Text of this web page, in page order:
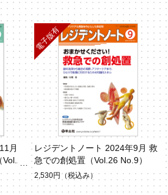
月
レジデントノート 2024年9月 救
急での創処置（Vol.26 No.9）
2,530円 （税込み）